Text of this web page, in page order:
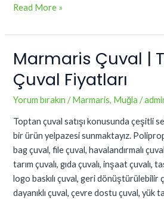
Read More »
Marmaris Çuval |
Çuval Fiyatları
Yorum bırakın /Marmaris, Muğla /
Toptan çuval satışı konusunda çeşitli
bir ürün yelpazesi sunmaktayız.
bag çuval, file çuval, havalandırmalı
tarım çuvalı, gıda çuvalı, inşaat çuvalı,
logo baskılı çuval, geri dönüştürülebilir
dayanıklı çuval, çevre dostu çuval, yük
Marmaris
|
Toptan
Fiyatları